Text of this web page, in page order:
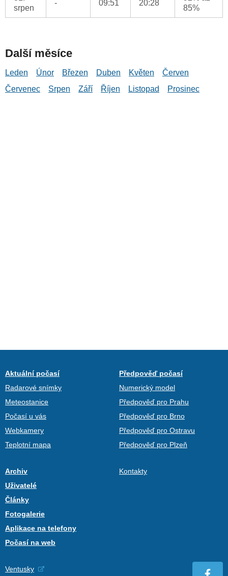
srpen
- 09:51 20:28
85%
Další měsíce
Leden Únor Březen Duben Květen
Červen
Červenec
Srpen Září Říjen Listopad Prosinec
Aktuální počasí
Radarové snímky
Meteostanice
Počasí u vás
Webkamery
Teplotní mapa
Předpověď počasí
Numerický model
Předpověď pro Prahu
Předpověď pro Brno
Předpověď pro Ostravu
Předpověď pro Plzeň
Archiv
Uživatelé
Články
Fotogalerie
Aplikace na telefony
Počasí na web
Kontakty
Ventusky